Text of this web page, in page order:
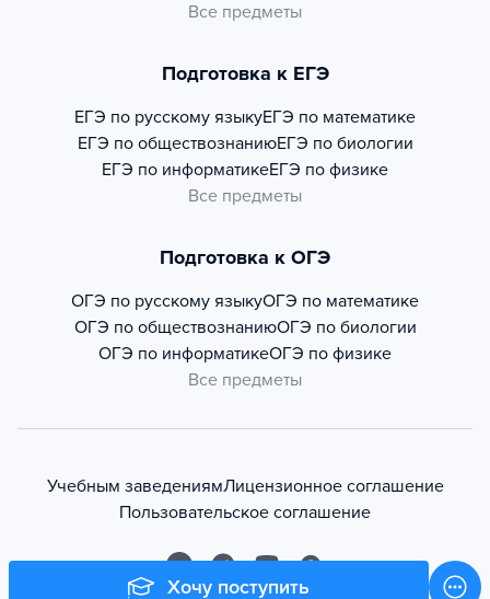
Хочу поступить
Все предметы
Подготовка к ЕГЭ
ЕГЭ по русскому языкуЕГЭ по математике
ЕГЭ по обществознаниюЕГЭ по биологии
ЕГЭ по информатикеЕГЭ по физике
Все предметы
Подготовка к ОГЭ
ОГЭ по русскому языкуОГЭ по математике
ОГЭ по обществознаниюОГЭ по биологии
ОГЭ по информатикеОГЭ по физике
Все предметы
Учебным заведениямЛицензионное соглашение
Пользовательское соглашение